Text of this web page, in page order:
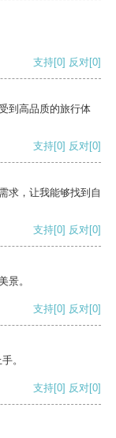
支持[0] 反对[0]
到高品质的旅行体
支持[0] 反对[0]
求，让我能够找到自
支持[0] 反对[0]
景。
支持[0] 反对[0]
。
支持[0] 反对[0]